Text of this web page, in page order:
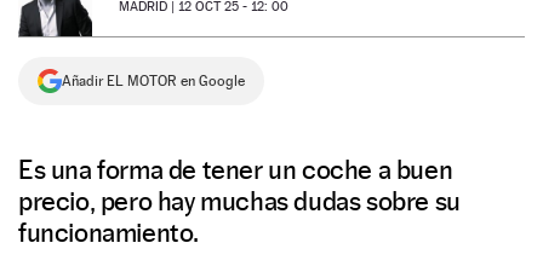
NEWSLETTER
SÍGUENOS
MADRID | 12 OCT 25 - 12: 00
Añadir EL MOTOR en Google
Es una forma de tener un coche a buen
precio, pero hay muchas dudas sobre su
funcionamiento.